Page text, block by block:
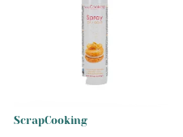
ScrapCooking